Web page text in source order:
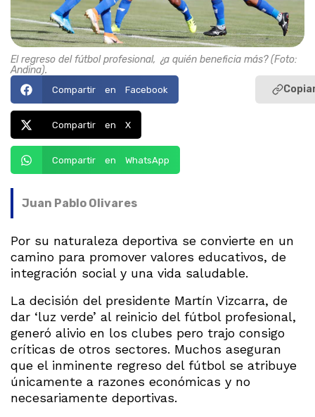
El regreso del fútbol profesional, ¿a quién beneficia más?(Foto:
Andina).
Compartir en Facebook
Compartir en X
Compartir en WhatsApp
Juan Pablo Olivares
Por su naturaleza deportiva se convierte en un
camino para promover valores educativos, de
integración social y una vida saludable.
La decisión del presidente Martín Vizcarra, de
dar ‘luz verde’ al reinicio del fútbol profesional,
generó alivio en los clubes pero trajo consigo
críticas de otros sectores. Muchos aseguran
que el inminente regreso del fútbol se atribuye
únicamente a razones económicas y no
necesariamente deportivas.